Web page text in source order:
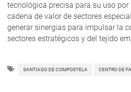
tecnológica precisa para su uso por
cadena de valor de sectores
generar sinergias para impulsar la
sectores estratégicos y del tejido
SANTIAGO DE COMPOSTELA CENTRO DE